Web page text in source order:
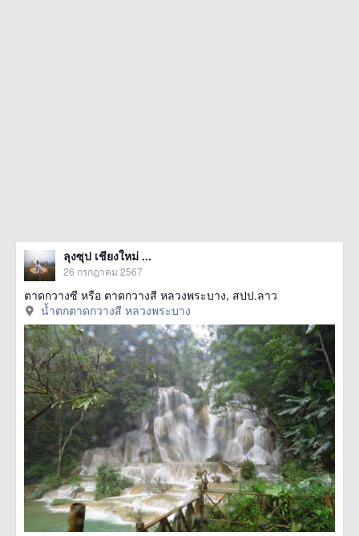
ลุงซุป เชียงใหม่ ...
26 กรกฎาคม 2567
ตาดกวางซี หรือ ตาดกวางสี หลวงพระบาง, สปป.ลาว
น้ำตกตาดกวางสี หลวงพระบาง